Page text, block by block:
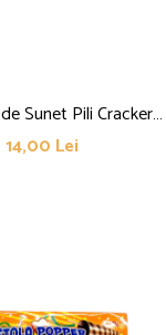
Sunet Pili Cracker
Verde
14,00 Lei